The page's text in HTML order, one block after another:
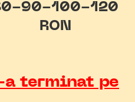
90-100-120
RON
terminat pe